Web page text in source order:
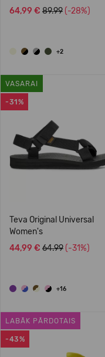
64,99 € 89.99 (-28%)
+2
-31%
VASARAI
Teva Original Universal
Women's
44,99 € 64.99 (-31%)
+16
-43%
LABĀK PĀRDOTAIS